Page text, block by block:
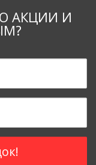
АКЦИИ И